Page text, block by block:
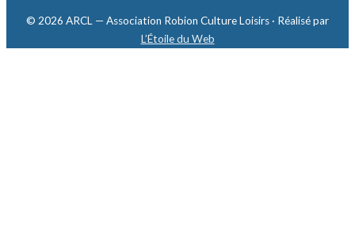
© 2026 ARCL — Association Robion Culture Loisirs · Réalisé par
L’Étoile du Web